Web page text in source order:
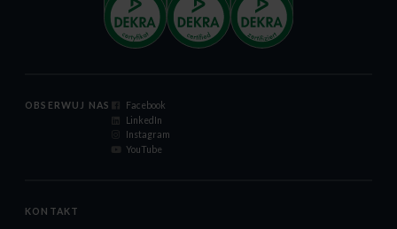
OBSERWUJ NAS
Facebook
LinkedIn
Instagram
YouTube
KONTAKT